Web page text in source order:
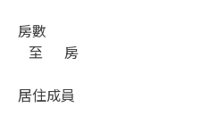
房數
至
房
居住成員